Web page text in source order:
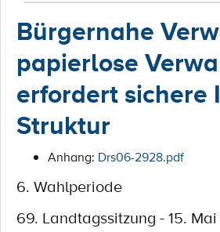
Bürgernahe
papierlose
erfordert sichere
Struktur
Anhang: Drs06-2928.pdf
6. Wahlperiode
69. Landtagssitzung - 15.